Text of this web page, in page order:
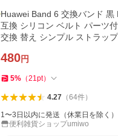
Huawei Band 6 交換バンド 黒
互換 シリコン ベルト パーツ
交換 替え シンプル ストラップ
480円
5% （21pt）
4.27（64件）
1〜3日以内に発送（休業日を除く）
便利雑貨ショップumiwo